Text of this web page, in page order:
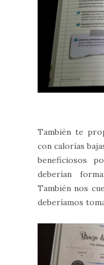
También te
con calorías
beneficiosos
deberían
También nos
deberíamos